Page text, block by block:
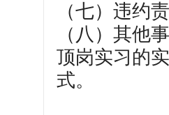
（七）违约
（八）其他
顶岗实习的
式。